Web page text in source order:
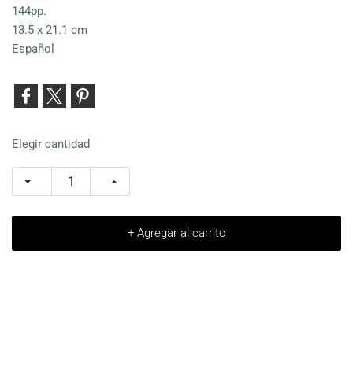
144pp.
13.5 x 21.1 cm
Español
Elegir cantidad
+ Agregar al carrito